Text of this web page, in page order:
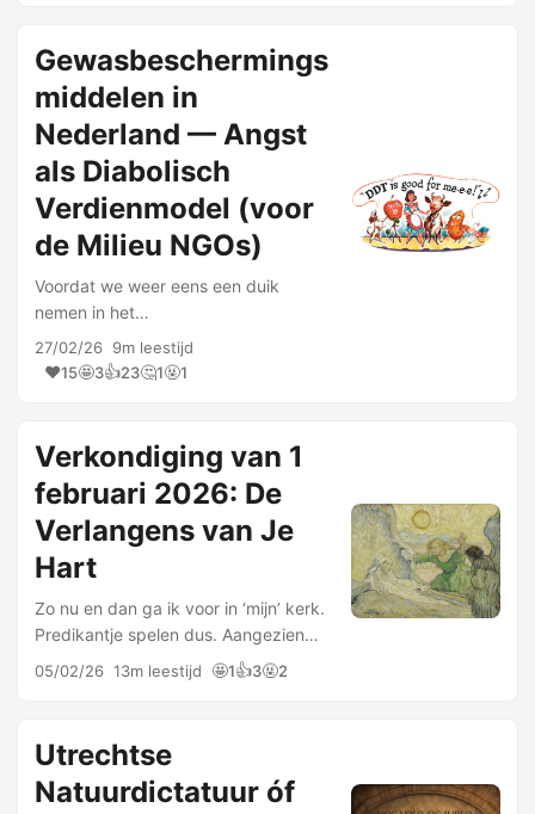
Gewasbeschermings
middelen in
Nederland — Angst
als Diabolisch
Verdienmodel (voor
de Milieu NGOs)
Voordat we weer eens een duik
nemen in het
gewasbeschermingsmiddelendossier,
vraag ik de aandacht van mijn
staatsterrorisme’. Ook een …
27/02/26 9m leestijd
❤️15🤩3👍23🤔1🤬1
Verkondiging van 1
februari 2026: De
Verlangens van Je
Hart
Zo nu en dan ga ik voor in ‘mijn’ kerk.
Predikantje spelen dus. Aangezien
mijn vader later in zijn leven
predikant werd, heb ik die rol altijd
schetst mijn eigen …
05/02/26 13m leestijd 🤩1👍3🤬2
Utrechtse
Natuurdictatuur óf